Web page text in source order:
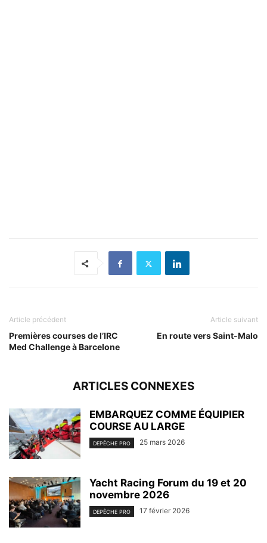
Article précédent
Premières courses de l’IRC
Med Challenge à Barcelone
Article suivant
En route vers Saint-Malo
ARTICLES CONNEXES
EMBARQUEZ COMME ÉQUIPIER
COURSE AU LARGE
DEPÊCHE PRO 25 mars 2026
Yacht Racing Forum du 19 et 20
novembre 2026
DEPÊCHE PRO 17 février 2026